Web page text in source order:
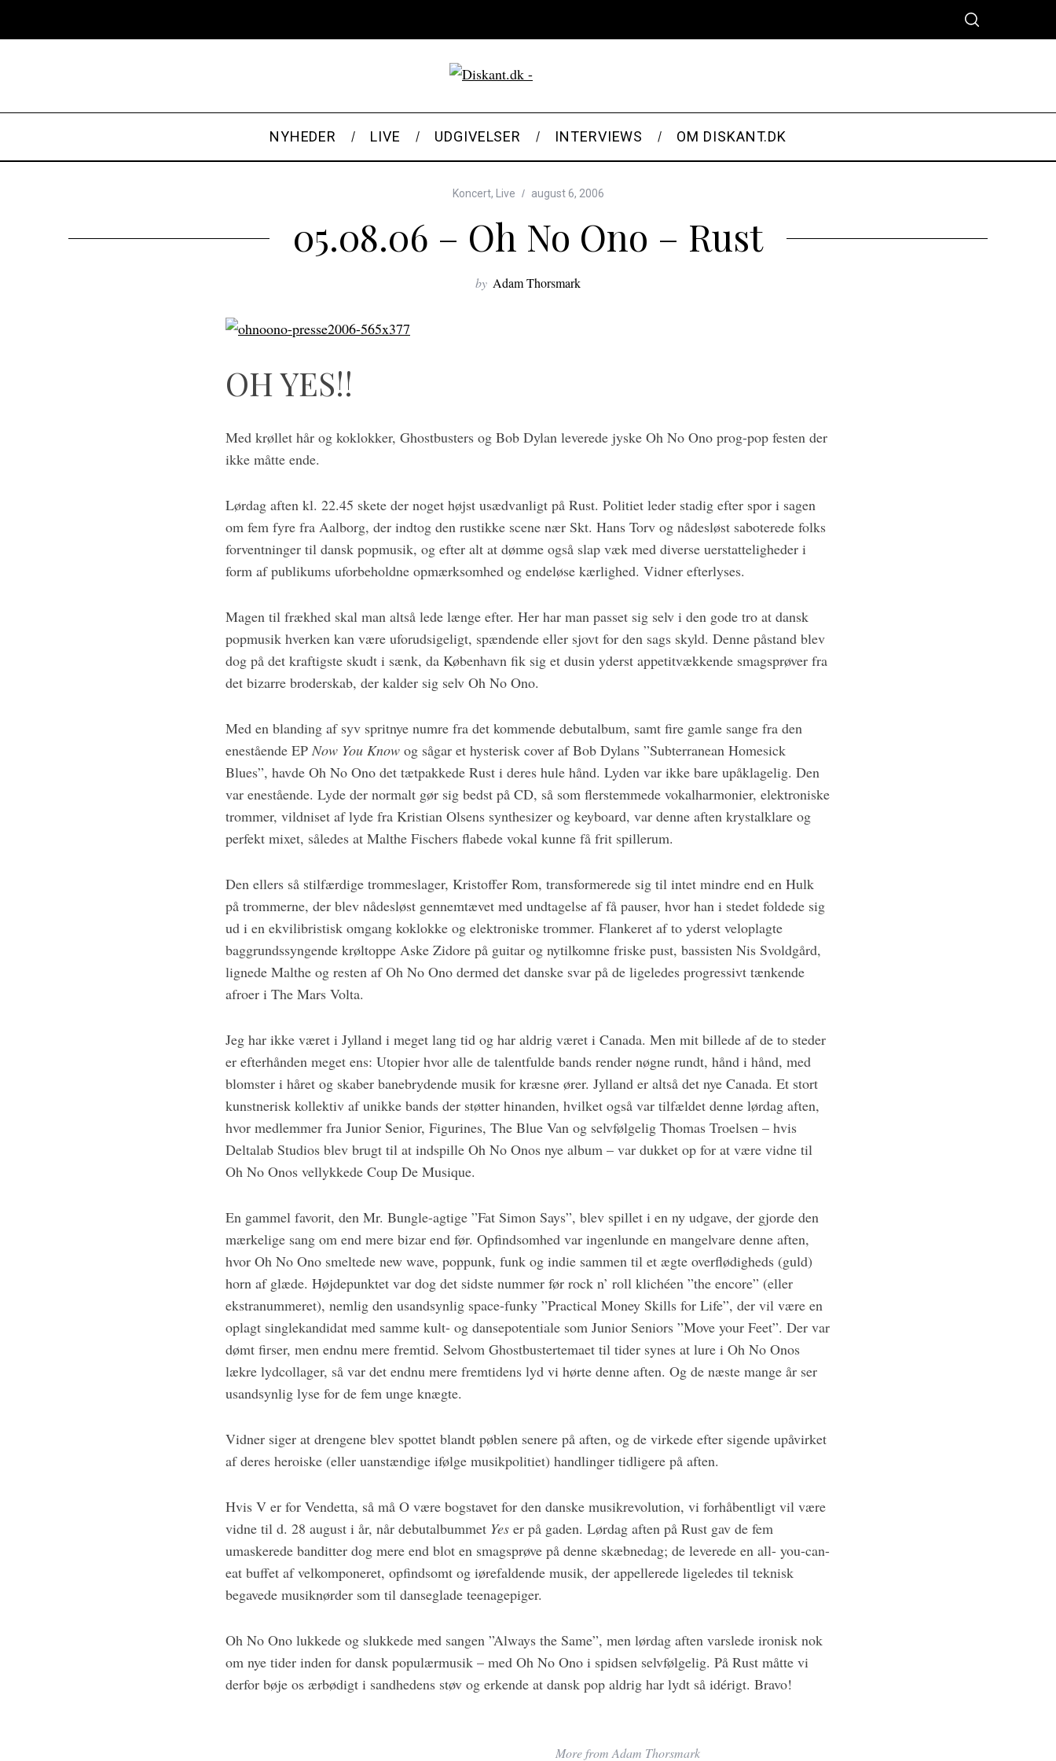
NYHEDER LIVE UDGIVELSER INTERVIEWS OM DISKANT.DK
Koncert, Live august 6, 2006
05.08.06 – Oh No Ono – Rust
by Adam Thorsmark
OH YES!!
Med krøllet hår og koklokker, Ghostbusters og Bob Dylan leverede jyske Oh No Ono prog-pop festen der
ikke måtte ende.
Lørdag aften kl. 22.45 skete der noget højst usædvanligt på Rust. Politiet leder stadig efter spor i sagen
om fem fyre fra Aalborg, der indtog den rustikke scene nær Skt. Hans Torv og nådesløst saboterede folks
forventninger til dansk popmusik, og efter alt at dømme også slap væk med diverse uerstatteligheder i
form af publikums uforbeholdne opmærksomhed og endeløse kærlighed. Vidner efterlyses.
Magen til frækhed skal man altså lede længe efter. Her har man passet sig selv i den gode tro at dansk
popmusik hverken kan være uforudsigeligt, spændende eller sjovt for den sags skyld. Denne påstand blev
dog på det kraftigste skudt i sænk, da København fik sig et dusin yderst appetitvækkende smagsprøver fra
det bizarre broderskab, der kalder sig selv Oh No Ono.
Med en blanding af syv spritnye numre fra det kommende debutalbum, samt fire gamle sange fra den
enestående EP Now You Know og sågar et hysterisk cover af Bob Dylans ”Subterranean Homesick
Blues”, havde Oh No Ono det tætpakkede Rust i deres hule hånd. Lyden var ikke bare upåklagelig. Den
var enestående. Lyde der normalt gør sig bedst på CD, så som flerstemmede vokalharmonier, elektroniske
trommer, vildniset af lyde fra Kristian Olsens synthesizer og keyboard, var denne aften krystalklare og
perfekt mixet, således at Malthe Fischers flabede vokal kunne få frit spillerum.
Den ellers så stilfærdige trommeslager, Kristoffer Rom, transformerede sig til intet mindre end en Hulk
på trommerne, der blev nådesløst gennemtævet med undtagelse af få pauser, hvor han i stedet foldede sig
ud i en ekvilibristisk omgang koklokke og elektroniske trommer. Flankeret af to yderst veloplagte
baggrundssyngende krøltoppe Aske Zidore på guitar og nytilkomne friske pust, bassisten Nis Svoldgård,
lignede Malthe og resten af Oh No Ono dermed det danske svar på de ligeledes progressivt tænkende
afroer i The Mars Volta.
Jeg har ikke været i Jylland i meget lang tid og har aldrig været i Canada. Men mit billede af de to steder
er efterhånden meget ens: Utopier hvor alle de talentfulde bands render nøgne rundt, hånd i hånd, med
blomster i håret og skaber banebrydende musik for kræsne ører. Jylland er altså det nye Canada. Et stort
kunstnerisk kollektiv af unikke bands der støtter hinanden, hvilket også var tilfældet denne lørdag aften,
hvor medlemmer fra Junior Senior, Figurines, The Blue Van og selvfølgelig Thomas Troelsen – hvis
Deltalab Studios blev brugt til at indspille Oh No Onos nye album – var dukket op for at være vidne til
Oh No Onos vellykkede Coup De Musique.
En gammel favorit, den Mr. Bungle-agtige ”Fat Simon Says”, blev spillet i en ny udgave, der gjorde den
mærkelige sang om end mere bizar end før. Opfindsomhed var ingenlunde en mangelvare denne aften,
hvor Oh No Ono smeltede new wave, poppunk, funk og indie sammen til et ægte overflødigheds (guld)
horn af glæde. Højdepunktet var dog det sidste nummer før rock n’ roll klichéen ”the encore” (eller
ekstranummeret), nemlig den usandsynlig space-funky ”Practical Money Skills for Life”, der vil være en
oplagt singlekandidat med samme kult- og dansepotentiale som Junior Seniors ”Move your Feet”. Der var
dømt firser, men endnu mere fremtid. Selvom Ghostbustertemaet til tider synes at lure i Oh No Onos
lækre lydcollager, så var det endnu mere fremtidens lyd vi hørte denne aften. Og de næste mange år ser
usandsynlig lyse for de fem unge knægte.
Vidner siger at drengene blev spottet blandt pøblen senere på aften, og de virkede efter sigende upåvirket
af deres heroiske (eller uanstændige ifølge musikpolitiet) handlinger tidligere på aften.
Hvis V er for Vendetta, så må O være bogstavet for den danske musikrevolution, vi forhåbentligt vil være
vidne til d. 28 august i år, når debutalbummet Yes er på gaden. Lørdag aften på Rust gav de fem
umaskerede banditter dog mere end blot en smagsprøve på denne skæbnedag; de leverede en all- you-can-
eat buffet af velkomponeret, opfindsomt og iørefaldende musik, der appellerede ligeledes til teknisk
begavede musiknørder som til danseglade teenagepiger.
Oh No Ono lukkede og slukkede med sangen ”Always the Same”, men lørdag aften varslede ironisk nok
om nye tider inden for dansk populærmusik – med Oh No Ono i spidsen selvfølgelig. På Rust måtte vi
derfor bøje os ærbødigt i sandhedens støv og erkende at dansk pop aldrig har lydt så idérigt. Bravo!
More from Adam Thorsmark